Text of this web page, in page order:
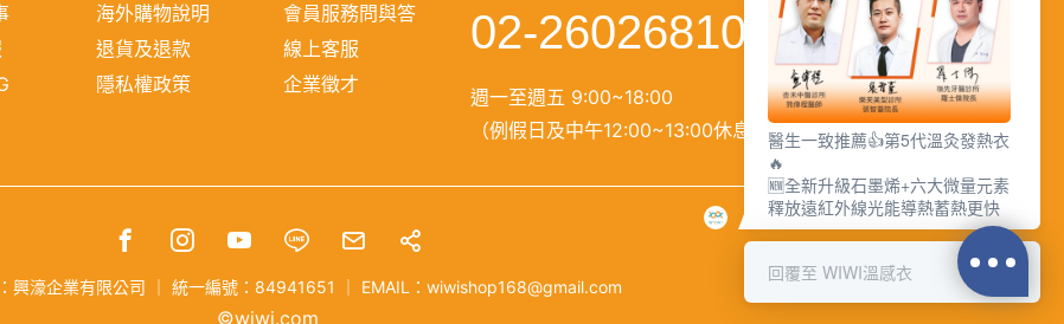
海外購物說明
退貨及退款
隱私權政策
會員服務問與答
線上客服
企業徵才
02-26026810
週一至週五 9:00~18:00
（例假日及中午12:00~13:00休息）
興濠企業有限公司 統一編號：84941651 EMAIL：wiwishop168@gmail.com
©wiwi.com
醫生一致推薦👍第5代溫灸發熱衣
🔥
🆕全新升級石墨烯+六大微量元素
釋放遠紅外線光能導熱蓄熱更快
回覆至 WIWI溫感衣